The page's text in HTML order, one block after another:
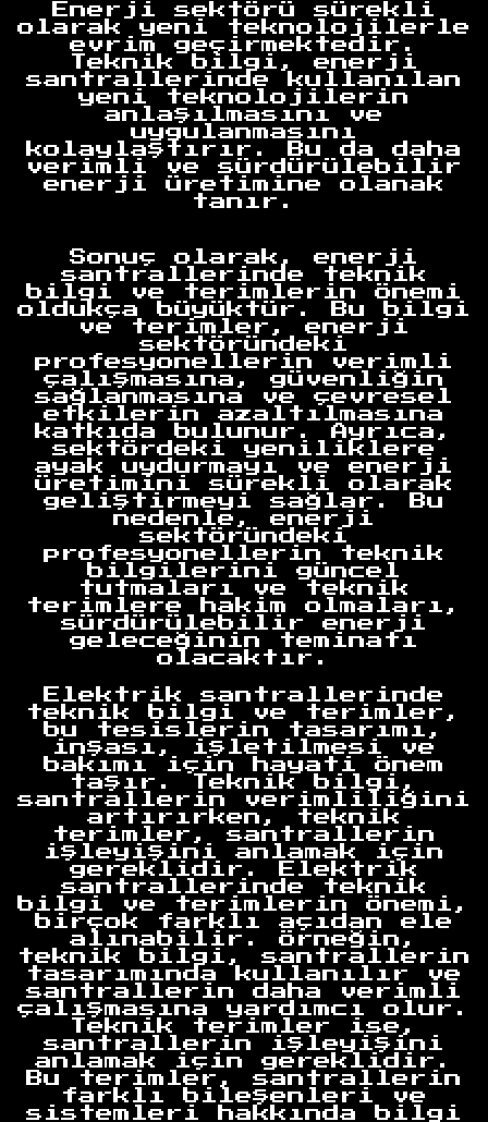
Enerji sektörü sürekli
olarak yeni teknolojilerle
evrim geçirmektedir.
Teknik bilgi, enerji
santrallerinde kullanılan
yeni teknolojilerin
anlaşılmasını ve
uygulanmasını
kolaylaştırır. Bu da daha
verimli ve sürdürülebilir
enerji üretimine olanak
tanır.
Sonuç olarak, enerji
santrallerinde teknik
bilgi ve terimlerin önemi
oldukça büyüktür. Bu bilgi
ve terimler, enerji
sektöründeki
profesyonellerin verimli
çalışmasına, güvenliğin
sağlanmasına ve çevresel
etkilerin azaltılmasına
katkıda bulunur. Ayrıca,
sektördeki yeniliklere
ayak uydurmayı ve enerji
üretimini sürekli olarak
geliştirmeyi sağlar. Bu
nedenle, enerji
sektöründeki
profesyonellerin teknik
bilgilerini güncel
tutmaları ve teknik
terimlere hakim olmaları,
sürdürülebilir enerji
geleceğinin teminatı
olacaktır.
Elektrik santrallerinde
teknik bilgi ve terimler,
bu tesislerin tasarımı,
inşası, işletilmesi ve
bakımı için hayati önem
taşır. Teknik bilgi,
santrallerin verimliliğini
artırırken, teknik
terimler, santrallerin
işleyişini anlamak için
gereklidir. Elektrik
santrallerinde teknik
bilgi ve terimlerin önemi,
birçok farklı açıdan ele
alınabilir. Örneğin,
teknik bilgi, santrallerin
tasarımında kullanılır ve
santrallerin daha verimli
çalışmasına yardımcı olur.
Teknik terimler ise,
santrallerin işleyişini
anlamak için gereklidir.
Bu terimler, santrallerin
farklı bileşenleri ve
sistemleri hakkında bilgi